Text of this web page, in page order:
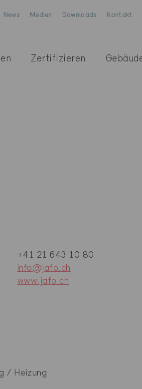
News Medien Downloads Kontakt
Zertifizieren
+41 21 643 10 80
info@jafo.ch
www.jafo.ch
/ Heizung